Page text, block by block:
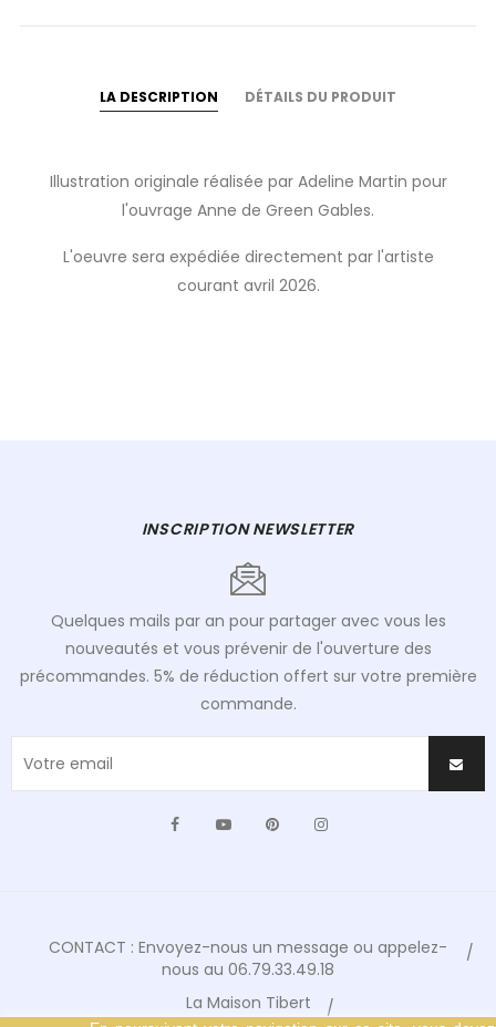
LA DESCRIPTION DÉTAILS DU PRODUIT
Illustration originale réalisée par Adeline Martin pour
l'ouvrage Anne de Green Gables.
L'oeuvre sera expédiée directement par l'artiste
courant avril 2026.
INSCRIPTION NEWSLETTER
Quelques mails par an pour partager avec vous les
nouveautés et vous prévenir de l'ouverture des
précommandes. 5% de réduction offert sur votre première
commande.
FacebookYouTubePinterest
CONTACT : Envoyez-nous un message ou appelez-
nous au 06.79.33.49.18
La Maison Tibert